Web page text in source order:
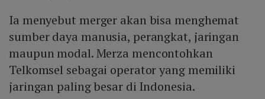
Ia menyebut merger akan bisa menghemat
sumber daya manusia, perangkat, jaringan
maupun modal. Merza mencontohkan
Telkomsel sebagai operator yang memiliki
jaringan paling besar di Indonesia.